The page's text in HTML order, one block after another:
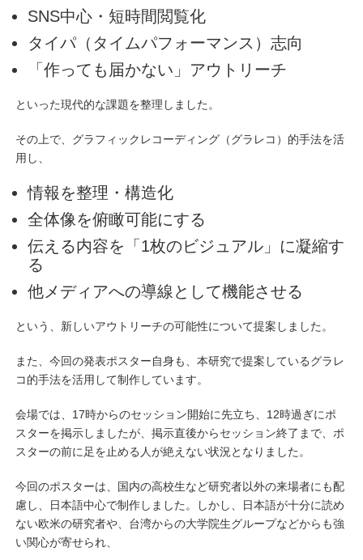
SNS中心・短時間閲覧化
タイパ（タイムパフォーマンス）志向
「作っても届かない」アウトリーチ
といった現代的な課題を整理しました。
その上で、グラフィックレコーディング（グラレコ）的手法を活
用し、
情報を整理・構造化
全体像を俯瞰可能にする
伝える内容を「1枚のビジュアル」に凝縮す
る
他メディアへの導線として機能させる
という、新しいアウトリーチの可能性について提案しました。
また、今回の発表ポスター自身も、本研究で提案しているグラレ
コ的手法を活用して制作しています。
会場では、17時からのセッション開始に先立ち、12時過ぎにポ
スターを掲示しましたが、掲示直後からセッション終了まで、ポ
スターの前に足を止める人が絶えない状況となりました。
今回のポスターは、国内の高校生など研究者以外の来場者にも配
慮し、日本語中心で制作しました。しかし、日本語が十分に読め
ない欧米の研究者や、台湾からの大学院生グループなどからも強
い関心が寄せられ、